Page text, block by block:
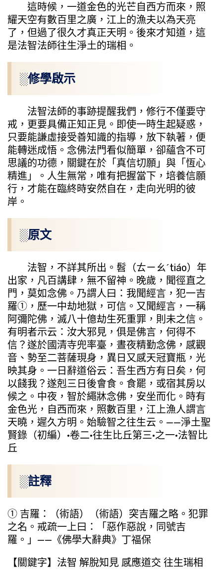
這時候，一道金色的光芒自西方而來，照
耀天空有數百里之廣，江上的漁夫以為天亮
了，但過了很久才真正天明。後來才知道，這
是法智法師往生淨土的瑞相。
░修學啟示
法智法師的事跡提醒我們，修行不僅要守
戒，更要具備正知正見。即使一時生起疑惑，
只要能謙虛接受善知識的指導，放下執著，便
能轉迷成悟。念佛法門看似簡單，卻蘊含不可
思議的功德，關鍵在於「真信切願」與「恆心
精進」。人生無常，唯有把握當下，培養信願
行，才能在臨終時安然自在，走向光明的彼
岸。
░原文
法智，不詳其所出。髫（ㄊㄧㄠˊtiáo）年
出家，凡百講肆，無不留神。晚歲，聞徑直之
門，莫如念佛。乃謂人曰：我聞經言，犯一吉
羅①，歷一中劫地獄，可信。又聞經言，一稱
阿彌陀佛，滅八十億劫生死重罪，則未之信。
有明者示云：汝大邪見，俱是佛言，何得不
信？遂於國清寺兜率臺，晝夜精勤念佛，感觀
音、勢至二菩薩現身，異日又感天冠寶瓶，光
映其身。一日辭道俗云：吾生西方有日矣，何
以餞我？遂剋三日後會食。食罷，或宿其房以
候之。中夜，智於繩牀念佛，安坐而化。時有
金色光，自西而來，照數百里，江上漁人謂言
天曉，遲久方明。始驗智之往生云。——淨土聖
賢錄（初編）·卷二·往生比丘第三·之一·法智比
丘
░註釋
① 吉羅：（術語）（術語）突吉羅之略。犯罪
之名。戒疏一上曰：「惡作惡說，同號吉
羅。」——《佛學大辭典》丁福保
【關鍵字】法智 解脫知見 感應道交 往生瑞相